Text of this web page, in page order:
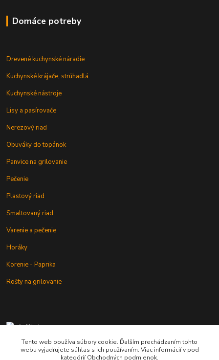
Domáce potreby
Drevené kuchynské náradie
Kuchynské krájače, strúhadlá
Kuchynské nástroje
Lisy a pasírovače
Nerezový riad
Obuváky do topánok
Panvice na grilovanie
Pečenie
Plastový riad
Smaltovaný riad
Varenie a pečenie
Horáky
Korenie - Paprika
Rošty na grilovanie
+421 902 212 007
od 8:00 - do 16:00 hod
Tento web používa súbory cookie. Ďalším prechádzaním tohto
webu vyjadrujete súhlas s ich používaním. Viac informácií v pod
kategórií Obchodných podmienok.